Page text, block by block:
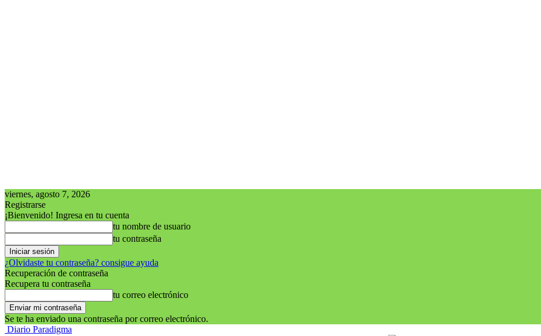
viernes, agosto 7, 2026
Registrarse
¡Bienvenido! Ingresa en tu cuenta
tu nombre de usuario
tu contraseña
¿Olvidaste tu contraseña? consigue ayuda
Recuperación de contraseña
Recupera tu contraseña
tu correo electrónico
Se te ha enviado una contraseña por correo electrónico.
Diario Paradigma